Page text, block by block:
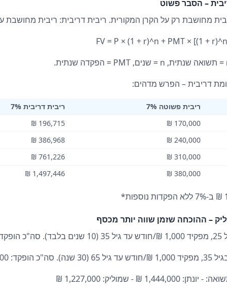
– הסבר פשוט
מחושבת רק על הקרן המקורית. ריבית דריבית: ריבית מחושבת
דריבית – הפרש מדהים:
ריבית פשוטה 7% ריבית דריבית 7%
170,000 ₪
196,715 ₪
240,000 ₪
386,968 ₪
310,000 ₪
761,226 ₪
380,000 ₪
1,497,446 ₪
– ההוכחה שזמן שווה יותר מכסף
360,000 ₪.